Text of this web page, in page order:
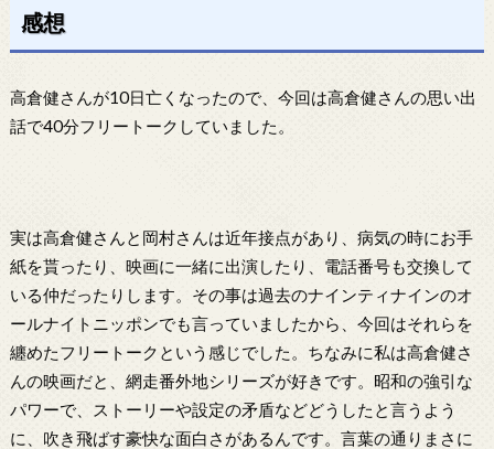
感想
高倉健さんが10日亡くなったので、今回は高倉健さんの思い出
話で40分フリートークしていました。
実は高倉健さんと岡村さんは近年接点があり、病気の時にお手
紙を貰ったり、映画に一緒に出演したり、電話番号も交換して
いる仲だったりします。その事は過去のナインティナインのオ
ールナイトニッポンでも言っていましたから、今回はそれらを
纏めたフリートークという感じでした。ちなみに私は高倉健さ
んの映画だと、網走番外地シリーズが好きです。昭和の強引な
パワーで、ストーリーや設定の矛盾などどうしたと言うよう
に、吹き飛ばす豪快な面白さがあるんです。言葉の通りまさに